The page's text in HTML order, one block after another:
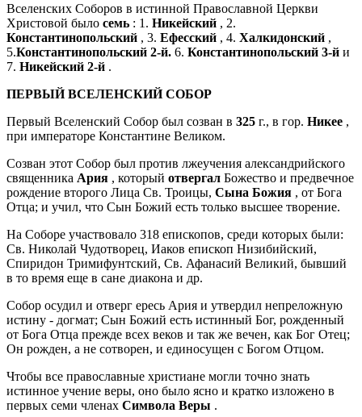
Вселенских Соборов в истинной Православной Церкви
Христовой было семь : 1. Никейский , 2.
Константинопольский , 3. Ефесский , 4. Халкидонский ,
5.Константинопольский 2-й. 6. Константинопольский 3-й и
7. Никейский 2-й .
ПЕРВЫЙ ВСЕЛЕНСКИЙ СОБОР
Первый Вселенский Собор был созван в 325 г., в гор. Никее ,
при императоре Константине Великом.
Созван этот Собор был против лжеучения александрийского
священника Ария , который отвергал Божество и предвечное
рождение второго Лица Св. Троицы, Сына Божия , от Бога
Отца; и учил, что Сын Божий есть только высшее творение.
На Соборе участвовало 318 епископов, среди которых были:
Св. Николай Чудотворец, Иаков епископ Низибийский,
Спиридон Тримифунтский, Св. Афанасий Великий, бывший
в то время еще в сане диакона и др.
Собор осудил и отверг ересь Ария и утвердил непреложную
истину - догмат; Сын Божий есть истинный Бог, рожденный
от Бога Отца прежде всех веков и так же вечен, как Бог Отец;
Он рожден, а не сотворен, и единосущен с Богом Отцом.
Чтобы все православные христиане могли точно знать
истинное учение веры, оно было ясно и кратко изложено в
первых семи членах Символа Веры .